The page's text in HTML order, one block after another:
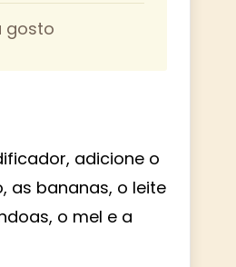
gosto
adicione o
as bananas, o leite
o mel e a